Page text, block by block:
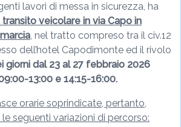
lavori di messa in sicurezza, ha
veicolare in via Capo in
, nel tratto compreso tra il civ.12
dell’hotel Capodimonte ed il rivolo
giorni dal 23 al 27 febbraio 2026
13:00 e 14:15-16:00.
orarie soprindicate, pertanto,
seguenti variazioni di percorso: